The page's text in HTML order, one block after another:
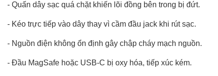
- Quấn dây sạc quá chặt khiến lõi đồng bên trong bị đứt.
- Kéo trực tiếp vào dây thay vì cầm đầu jack khi rút sạc.
- Nguồn điện không ổn định gây chập cháy mạch nguồn.
- Đầu MagSafe hoặc USB-C bị oxy hóa, tiếp xúc kém.